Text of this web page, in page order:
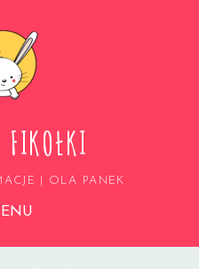
FIKOŁKI
| OLA PANEK